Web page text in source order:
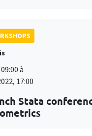
à
17:00
Stata